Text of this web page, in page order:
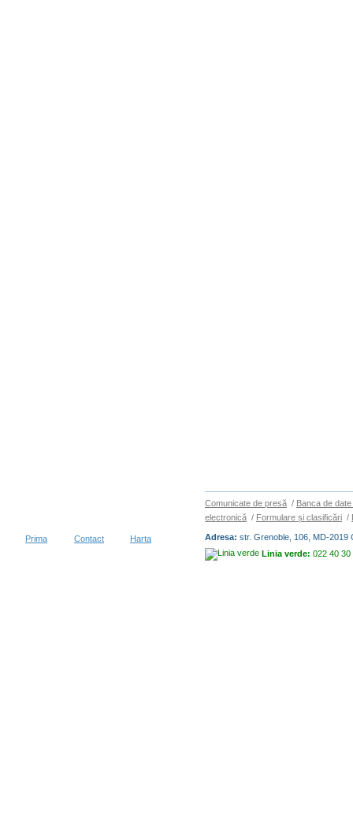
Prima Contact Harta
Comunicate de presă / Banca de
electronică / Formulare și clasificări /
Adresa: str. Grenoble, 106, MD-2019
Linia verde: 022 40 30